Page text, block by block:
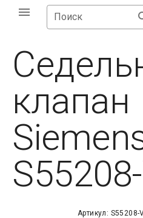
Поиск
клапан
Артикул: S55208-